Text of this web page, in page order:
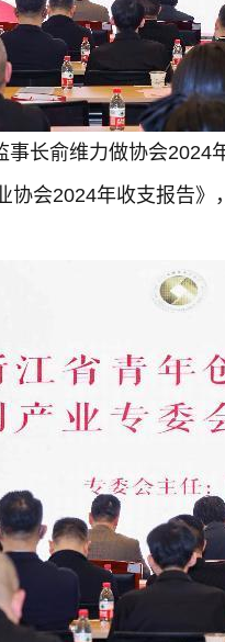
长俞维力做协会2024
协会2024年收支报告